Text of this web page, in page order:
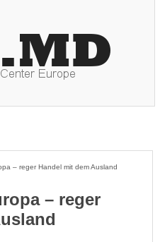
– reger Handel mit dem Ausland
– reger